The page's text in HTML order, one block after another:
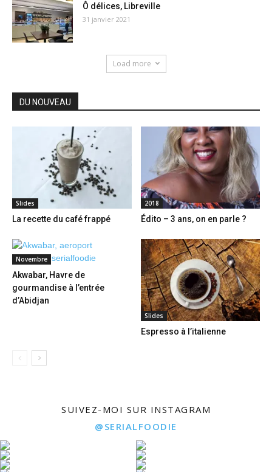
Ô délices, Libreville
31 janvier 2021
Load more
DU NOUVEAU
Slides
La recette du café frappé
2018
Édito – 3 ans, on en parle ?
Novembre
Akwabar, Havre de
gourmandise à l’entrée
d’Abidjan
Slides
Espresso à l’italienne
SUIVEZ-MOI SUR INSTAGRAM
@SERIALFOODIE